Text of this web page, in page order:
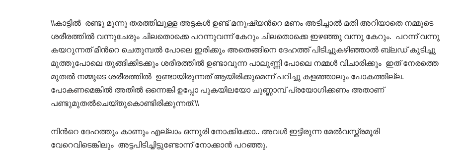
\\കാട്ടിൽ രണ്ടു മൂന്നു തരത്തിലുള്ള അട്ടകൾ ഉണ്ട് മനുഷ്യൻറെ മണം അടിച്ചാൽ മതി അറിയാതെ നമ്മുടെ
ശരീരത്തിൽ വന്നുചേരും ചിലതൊക്കെ പറന്നുവന്ന് കേറും ചിലതൊക്കെ ഇഴഞ്ഞു വന്നു കേറും. പറന്ന് വന്നു
കയറുന്നത് മീൻറെ ചെതുമ്പൽ പോലെ ഇരിക്കും അതെങ്ങിനെ ദേഹത്ത് പിടിച്ചുകഴിഞ്ഞാൽ ബ്ലഡ് കുടിച്ചു
മുത്തുപോലെ തൂങ്ങിക്കിടക്കും ശരീരത്തിൽ ഉണ്ടാവുന്ന പാലുണ്ണി പോലെ നമ്മൾ വിചാരിക്കും ഇത് നേരത്തെ
മുതൽ നമ്മുടെ ശരീരത്തിൽ ഉണ്ടായിരുന്നത് ആയിരിക്കുമെന്ന് പറിച്ചു കളഞ്ഞാലും പോകത്തില്ല.
പോകണമെങ്കിൽ അതിൽ ഒന്നെങ്കി ഉപ്പോ പുകയിലയോ ചുണ്ണാമ്പ് പ്രയോഗിക്കണം അതാണ്
പണ്ടുമുതൽചെയ്തുകൊണ്ടിരിക്കുന്നത്.\\
നിൻറെ ദേഹത്തും കാണും എല്ലാം ഒന്നുരി നോക്കിക്കോ.. അവൾ ഇട്ടിരുന്ന മേൽവസ്ത്രമൂരി
വേറെവിടെങ്കിലും അട്ടപിടിച്ചിട്ടുണ്ടോന്ന് നോക്കാൻ പറഞ്ഞു.